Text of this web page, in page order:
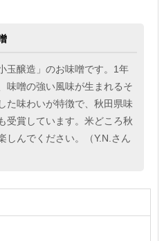
玉醸造」のお味噌です。1年
味噌の強い風味が生まれるそ
た味わいが特徴で、秋田県味
受賞しています。米どころ秋
しんでください。（Y.N.さん